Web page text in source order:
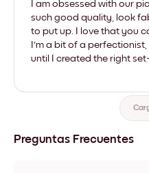
I am obsessed with our
such good quality, look
to put up. I love that you
I'm a bit of a
until I created the right
Preguntas Frecuentes